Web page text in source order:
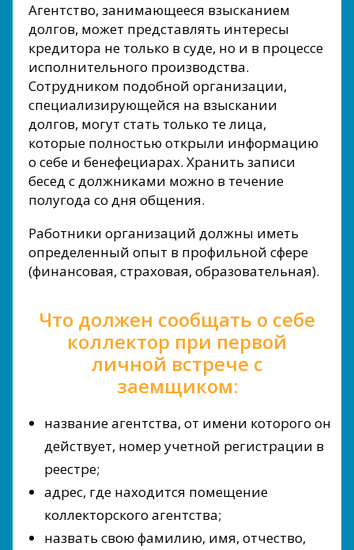
Агентство, занимающееся взысканием
долгов, может представлять интересы
кредитора не только в суде, но и в процессе
исполнительного производства.
Сотрудником подобной организации,
специализирующейся на взыскании
долгов, могут стать только те лица,
которые полностью открыли информацию
о себе и бенефециарах. Хранить записи
бесед с должниками можно в течение
полугода со дня общения.
Работники организаций должны иметь
определенный опыт в профильной сфере
(финансовая, страховая, образовательная).
Что должен сообщать о себе
коллектор при первой
личной встрече с
заемщиком:
название агентства, от имени которого он
действует, номер учетной регистрации в
реестре;
адрес, где находится помещение
коллекторского агентства;
назвать свою фамилию, имя, отчество,